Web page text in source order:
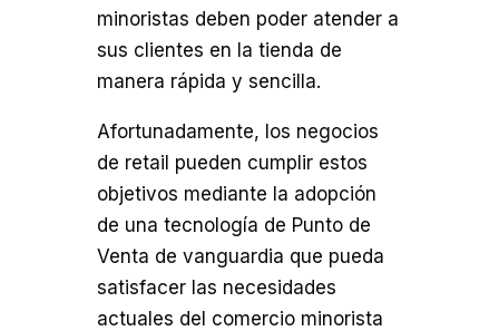
minoristas deben poder atender a
sus clientes en la tienda de
manera rápida y sencilla.
Afortunadamente, los negocios
de retail pueden cumplir estos
objetivos mediante la adopción
de una tecnología de Punto de
Venta de vanguardia que pueda
satisfacer las necesidades
actuales del comercio minorista